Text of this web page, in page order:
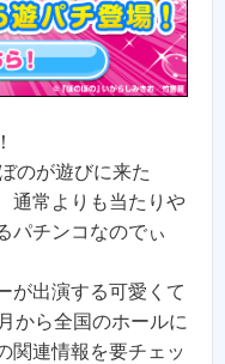
のが遊びに来た
通常よりも当たりや
パチンコなのでぃ
が出演する可愛くて
から全国のホールに
関連情報を要チェッ